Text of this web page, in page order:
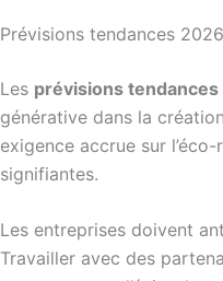
Prévisions tendances
Les prévisions tendances
générative dans la
exigence accrue sur
signifiantes.
Les entreprises doivent
Travailler avec des